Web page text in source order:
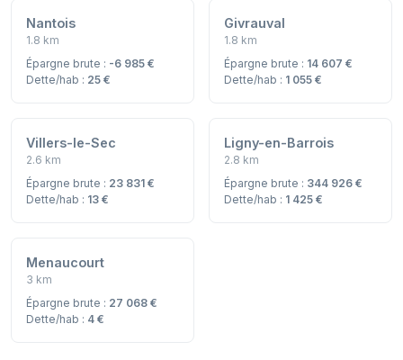
Nantois
1.8 km
Épargne brute : -6 985 €
Dette/hab : 25 €
Givrauval
1.8 km
Épargne brute : 14 607 €
Dette/hab : 1 055 €
Villers-le-Sec
2.6 km
Épargne brute : 23 831 €
Dette/hab : 13 €
Ligny-en-Barrois
2.8 km
Épargne brute : 344 926 €
Dette/hab : 1 425 €
Menaucourt
3 km
Épargne brute : 27 068 €
Dette/hab : 4 €